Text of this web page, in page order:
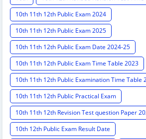
10th 11th 12th Public Exam 2024
10th 11th 12th Public Exam 2025
10th 11th 12th Public Exam Date 2024-25
10th 11th 12th Public Exam Time Table 2023
10th 11th 12th Public Examination Time Table
10th 11th 12th Public Practical Exam
10th 11th 12th Revision Test question Paper
10th 12th Public Exam Result Date